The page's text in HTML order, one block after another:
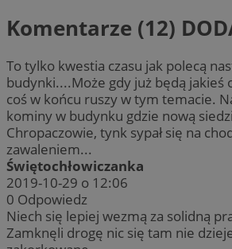
Komentarze (12)
To tylko kwestia czasu jak polecą
budynki....Może gdy już będą
coś w końcu ruszy w tym temacie.
kominy w budynku gdzie nową
Chropaczowie, tynk sypał się na
zawaleniem...
Świętochłowiczanka
2019-10-29 o 12:06
0 Odpowiedz
Niech się lepiej wezmą za solidną
Zamknęli drogę nic się tam nie